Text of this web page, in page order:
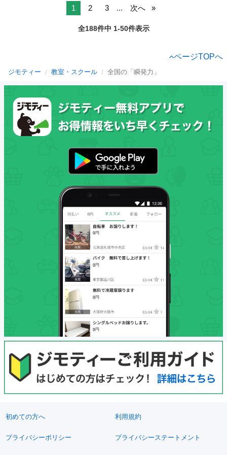
1 2 3 ... 次へ
全188件中 1-50件表示
ページTOPへ
ジモティー 教室・スクール 全国の「瞬発力」
初めての方へ 利用規約
プライバシーポリシー プライバシーステートメント